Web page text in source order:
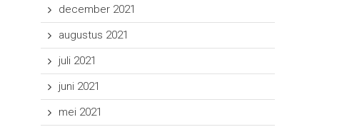
december 2021
augustus 2021
juli 2021
juni 2021
mei 2021